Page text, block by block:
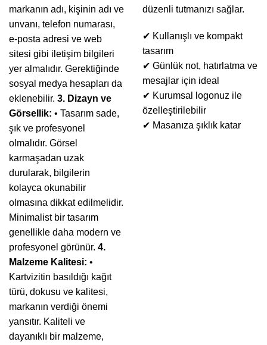
markanın adı, kişinin adı ve
unvanı, telefon numarası,
e-posta adresi ve web
sitesi gibi iletişim bilgileri
yer almalıdır. Gerektiğinde
sosyal medya hesapları da
eklenebilir. 3. Dizayn ve
Görsellik: • Tasarım sade,
şık ve profesyonel
olmalıdır. Görsel
karmaşadan uzak
durularak, bilgilerin
kolayca okunabilir
olmasına dikkat edilmelidir.
Minimalist bir tasarım
genellikle daha modern ve
profesyonel görünür. 4.
Malzeme Kalitesi: •
Kartvizitin basıldığı kağıt
türü, dokusu ve kalitesi,
markanın verdiği önemi
yansıtır. Kaliteli ve
dayanıklı bir malzeme,
düzenli tutmanızı sağlar.
✔ Kullanışlı ve kompakt
tasarım
✔ Günlük not, hatırlatma ve
mesajlar için ideal
✔ Kurumsal logonuz ile
özelleştirilebilir
✔ Masanıza şıklık katar